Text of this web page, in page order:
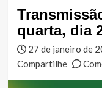
quarta, dia
27 de janeiro de
Compartilhe